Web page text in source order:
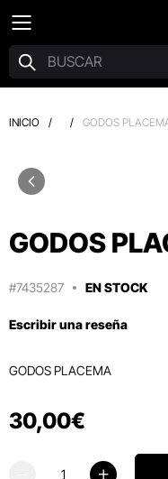
INICIO / / GODOS
GODOS
#7435287 EN STOCK
Escribir una reseña
GODOS PLACEMA
30,00€